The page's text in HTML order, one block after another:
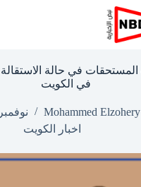
في الكويت
Mohammed Elzohery
نوفمبر 14, 2024
اخبار الكويت